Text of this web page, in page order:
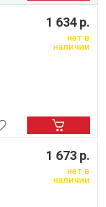
1 634 р.
нет в
наличии
1 673 р.
нет в
наличии